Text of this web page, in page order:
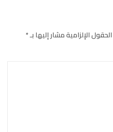
الحقول الإلزامية مشار إليها بـ*